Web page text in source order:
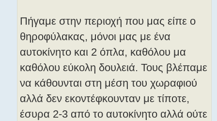
Πήγαμε στην περιοχή που μας είπε ο
θηροφύλακας, μόνοι μας με ένα
αυτοκίνητο και 2 όπλα, καθόλου μα
καθόλου εύκολη δουλειά. Τους βλέπαμε
να κάθουνται στη μέση του χωραφιού
αλλά δεν εκοντέφκουνταν με τίποτε,
έσυρα 2-3 από το αυτοκίνητο αλλά ούτε